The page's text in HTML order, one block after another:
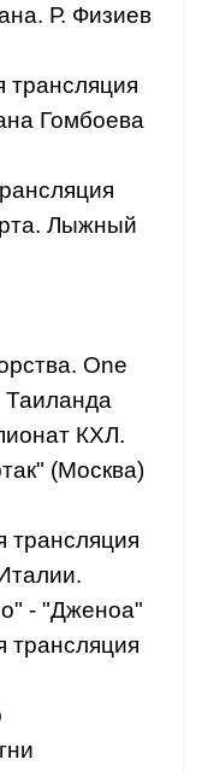
Р. Физиев
Гомбоева
Лыжный
One
Таиланда
КХЛ.
(Москва)
трансляция
- "Дженоа"
трансляция